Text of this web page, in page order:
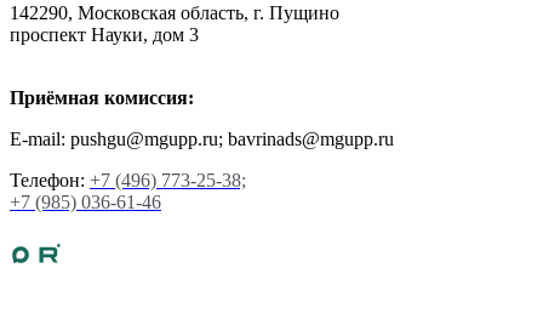
142290, Московская область, г. Пущино
проспект Науки, дом 3
Приёмная комиссия:
E-mail: pushgu@mgupp.ru; bavrinads@mgupp.ru
Телефон: +7 (496) 773-25-38;
+7 (985) 036-61-46